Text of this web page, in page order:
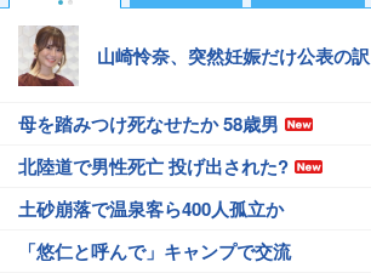
山崎怜奈、突然妊娠だけ公表の訳
母を踏みつけ死なせたか 58歳男
北陸道で男性死亡 投げ出された?
土砂崩落で温泉客ら400人孤立か
「悠仁と呼んで」キャンプで交流